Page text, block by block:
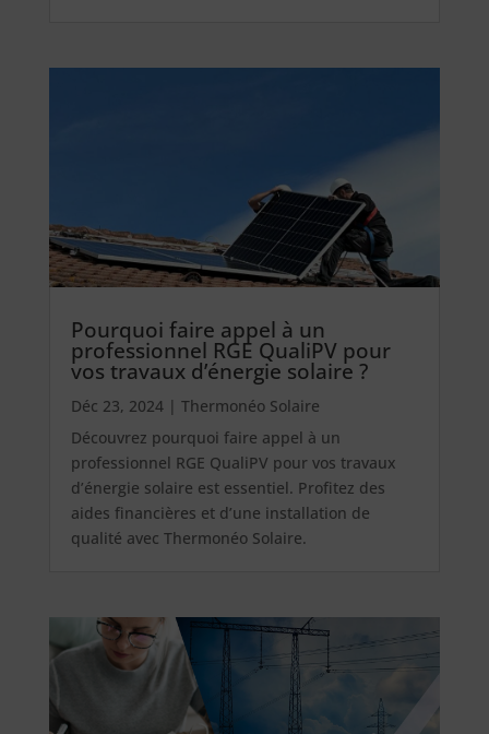
Pourquoi faire appel à un
professionnel RGE QualiPV pour
vos travaux d’énergie solaire ?
Déc 23, 2024| Thermonéo Solaire
Découvrez pourquoi faire appel à un
professionnel RGE QualiPV pour vos travaux
d’énergie solaire est essentiel. Profitez des
aides financières et d’une installation de
qualité avec Thermonéo Solaire.